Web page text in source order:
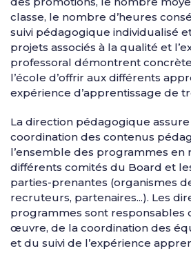
classe, le nombre d’heures
suivi pédagogique individualisé
projets associés à la qualité et
professoral démontrent
l’école d’offrir aux différents
expérience d’apprentissage de
La direction pédagogique
coordination des contenus
l’ensemble des programmes en
différents comités du Board et
parties-prenantes (organismes
recruteurs, partenaires...). Les
programmes sont responsables
œuvre, de la coordination des
et du suivi de l’expérience